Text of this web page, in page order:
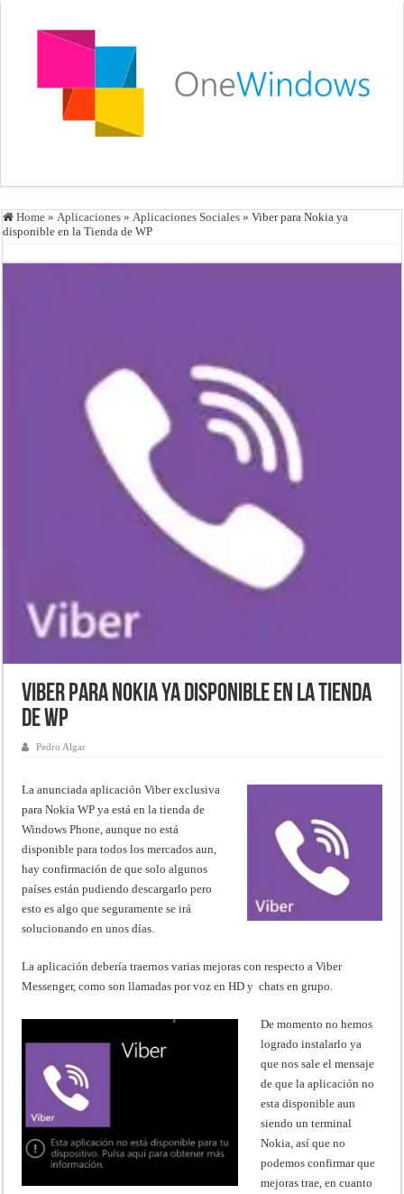
Home » Aplicaciones » Aplicaciones Sociales » Viber para Nokia ya
disponible en la Tienda de WP
Viber para Nokia ya disponible en la Tienda
de WP
Pedro Algar
La anunciada aplicación Viber exclusiva
para Nokia WP ya está en la tienda de
Windows Phone, aunque no está
disponible para todos los mercados aun,
hay confirmación de que solo algunos
países están pudiendo descargarlo pero
esto es algo que seguramente se irá
solucionando en unos días.
La aplicación debería traernos varias mejoras con respecto a Viber
Messenger, como son llamadas por voz en HD y chats en grupo.
De momento no hemos
logrado instalarlo ya
que nos sale el mensaje
de que la aplicación no
esta disponible aun
siendo un terminal
Nokia, así que no
podemos confirmar que
mejoras trae, en cuanto